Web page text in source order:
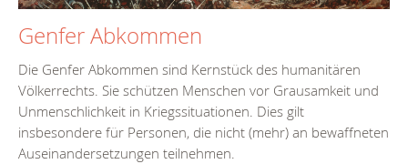
Genfer Abkommen
Die Genfer Abkommen sind Kernstück des humanitären
Völkerrechts. Sie schützen Menschen vor Grausamkeit und
Unmenschlichkeit in Kriegssituationen. Dies gilt
insbesondere für Personen, die nicht (mehr) an bewaffneten
Auseinandersetzungen teilnehmen.